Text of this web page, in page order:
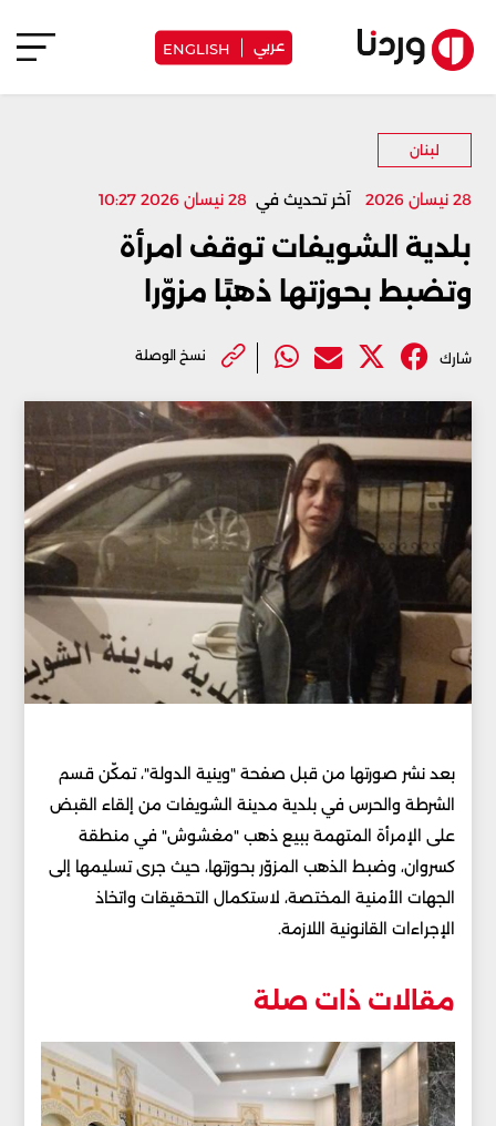
عربي ENGLISH
لبنان
28 نيسان 2026 آخر تحديث في 28 نيسان 2026 10:27
بلدية الشويفات توقف امرأة
وتضبط بحوزتها ذهبًا مزوّرا
شارك نسخ الوصلة
بعد نشر صورتها من قبل صفحة "وينية الدولة"، تمكّن قسم
الشرطة والحرس في بلدية مدينة الشويفات من إلقاء القبض
على الإمرأة المتهمة ببيع ذهب "مغشوش" في منطقة
كسروان، وضبط الذهب المزوّر بحوزتها، حيث جرى تسليمها إلى
الجهات الأمنية المختصة، لاستكمال التحقيقات واتخاذ
الإجراءات القانونية اللازمة.
مقالات ذات صلة